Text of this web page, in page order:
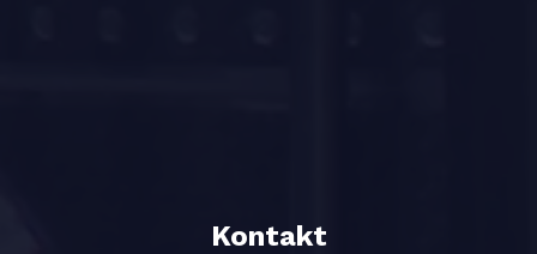
Kontakt